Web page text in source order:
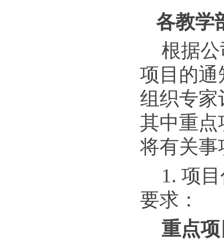
各教学
根据
项目的通
组织专家
其中重点
将有关事
1. 项
要求：
重点